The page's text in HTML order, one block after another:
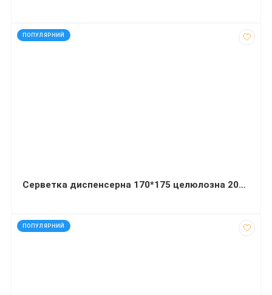
ПОПУЛЯРНИЙ
код: 91521
Серветка диспенсерна 170*175 целюлозна 2000 аркушів
ПОПУЛЯРНИЙ
код: 32447